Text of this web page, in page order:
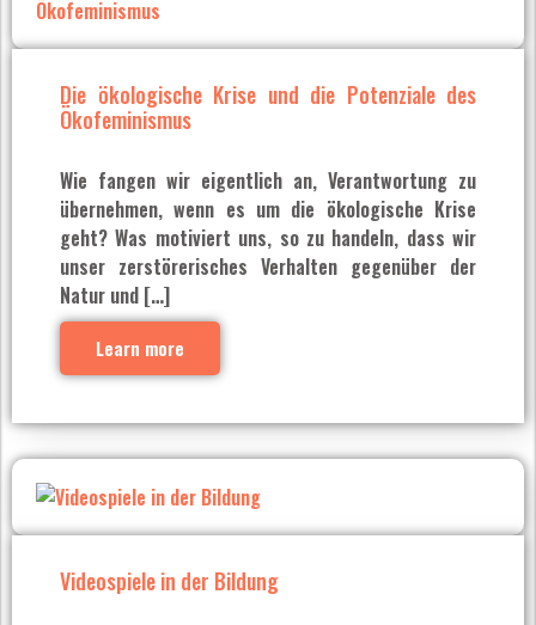
Die ökologische Krise und die Potenziale des
Ökofeminismus
Wie fangen wir eigentlich an, Verantwortung zu
übernehmen, wenn es um die ökologische Krise
geht? Was motiviert uns, so zu handeln, dass wir
unser zerstörerisches Verhalten gegenüber der
Natur und […]
Learn more
Videospiele in der Bildung